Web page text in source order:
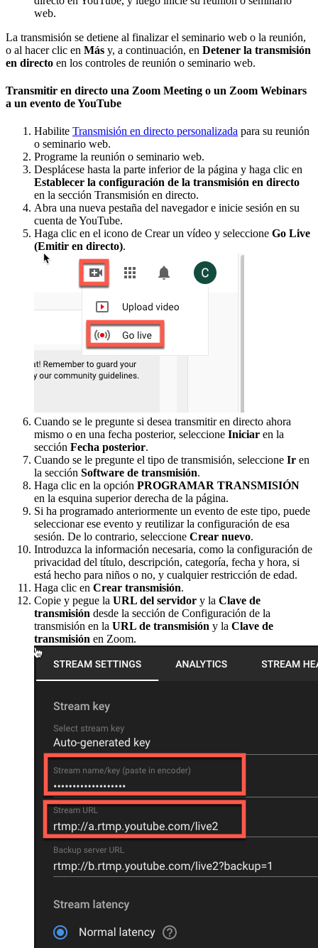
web.
La transmisión se detiene al finalizar el seminario web o la reunión,
o al hacer clic en Más y, a continuación, en Detener la transmisión
en directo en los controles de reunión o seminario web.
Transmitir en directo una Zoom Meeting o un Zoom Webinars
a un evento de YouTube
Habilite Transmisión en directo personalizada para su reunión
o seminario web.
Programe la reunión o seminario web.
Desplácese hasta la parte inferior de la página y haga clic en
Establecer la configuración de la transmisión en directo
en la sección Transmisión en directo.
Abra una nueva pestaña del navegador e inicie sesión en su
cuenta de YouTube.
Haga clic en el icono de Crear un vídeo y seleccione Go Live
(Emitir en directo).
Cuando se le pregunte si desea transmitir en directo ahora
mismo o en una fecha posterior, seleccione Iniciar en la
sección Fecha posterior.
Cuando se le pregunte el tipo de transmisión, seleccione Ir en
la sección Software de transmisión.
Haga clic en la opción PROGRAMAR TRANSMISIÓN
en la esquina superior derecha de la página.
Si ha programado anteriormente un evento de este tipo, puede
seleccionar ese evento y reutilizar la configuración de esa
sesión. De lo contrario, seleccione Crear nuevo.
Introduzca la información necesaria, como la configuración de
privacidad del título, descripción, categoría, fecha y hora, si
está hecho para niños o no, y cualquier restricción de edad.
Haga clic en Crear transmisión.
Copie y pegue la URL del servidor y la Clave de
transmisión desde la sección de Configuración de la
transmisión en la URL de transmisión y la Clave de
transmisión en Zoom.